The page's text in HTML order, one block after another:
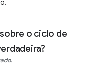
o ciclo de